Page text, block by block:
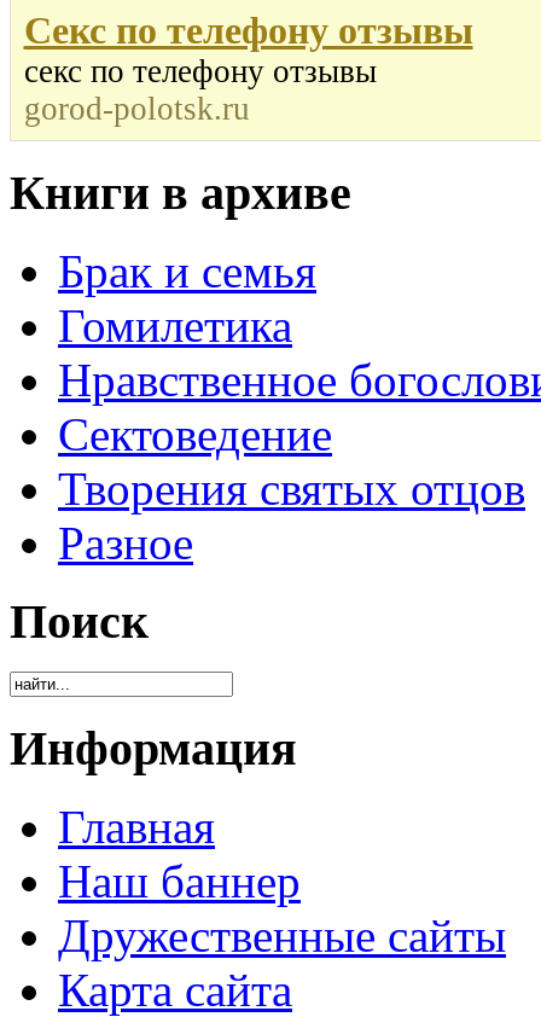
Секс по телефону отзывы
секс по телефону отзывы
gorod-polotsk.ru
Книги в архиве
Брак и семья
Гомилетика
Нравственное
Сектоведение
Творения святых отцов
Разное
Поиск
Информация
Главная
Наш баннер
Дружественные сайты
Карта сайта